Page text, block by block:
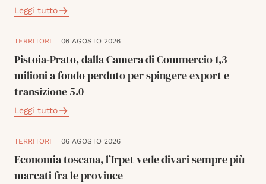
Leggi tutto
TERRITORI 06 AGOSTO 2026
Pistoia-Prato, dalla Camera di Commercio 1,3
milioni a fondo perduto per spingere export e
transizione 5.0
Leggi tutto
TERRITORI 06 AGOSTO 2026
Economia toscana, l’Irpet vede divari sempre più
marcati fra le province